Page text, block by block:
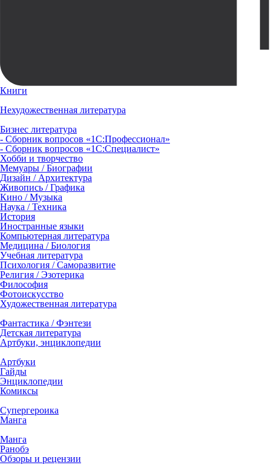
Книги
Нехудожественная литература
Бизнес литература
- Сборник вопросов «1С:Профессионал»
- Сборник вопросов «1С:Специалист»
Хобби и творчество
Мемуары / Биографии
Дизайн / Архитектура
Живопись / Графика
Кино / Музыка
Наука / Техника
История
Иностранные языки
Компьютерная литература
Медицина / Биология
Учебная литература
Психология / Саморазвитие
Религия / Эзотерика
Философия
Фотоискусство
Художественная литература
Фантастика / Фэнтези
Детская литература
Артбуки, энциклопедии
Артбуки
Гайды
Энциклопедии
Комиксы
Супергероика
Манга
Манга
Ранобэ
Обзоры и рецензии